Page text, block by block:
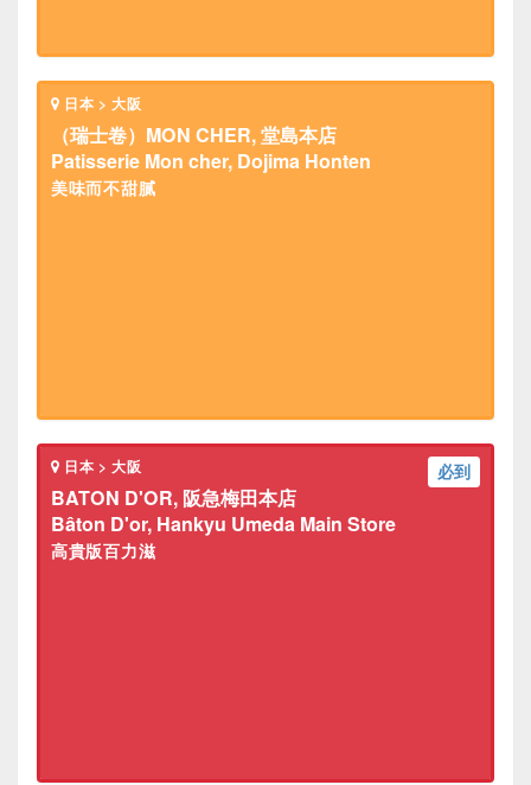
日本 > 大阪
（瑞士卷）MON CHER, 堂島本店
Patisserie Mon cher, Dojima Honten
美味而不甜膩
必到
日本 > 大阪
BATON D'OR, 阪急梅田本店
Bâton D'or, Hankyu Umeda Main Store
高貴版百力滋